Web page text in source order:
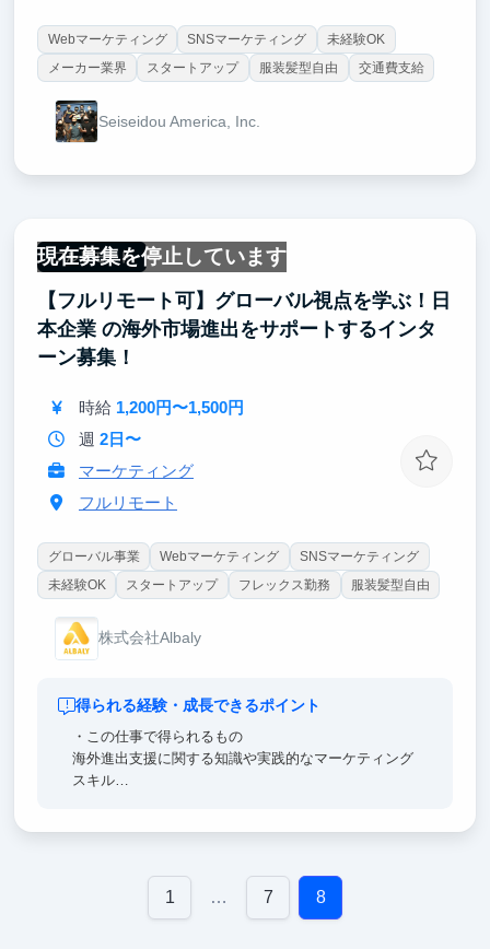
Webマーケティング SNSマーケティング
未経験OK
メーカー業界
スタートアップ 服装髪型自由 交通費支給
Seiseidou America, Inc.
現在募集を停止しています
フルリモート
【フルリモート可】グローバル視点を学ぶ！⽇
本企業 の海外市場進出をサポートするインタ
ーン募集！
時給 1,200円〜1,500円
週 2日〜
マーケティング
フルリモート
グローバル事業 Webマーケティング
SNSマーケティング
未経験OK
スタートアップ フレックス勤務 服装髪型自由
株式会社Albaly
得られる経験・成長できるポイント
・この仕事で得られるもの
海外進出支援に関する知識や実践的なマーケティング
スキル
へのキャリアアップも検討可能
1 … 7 8